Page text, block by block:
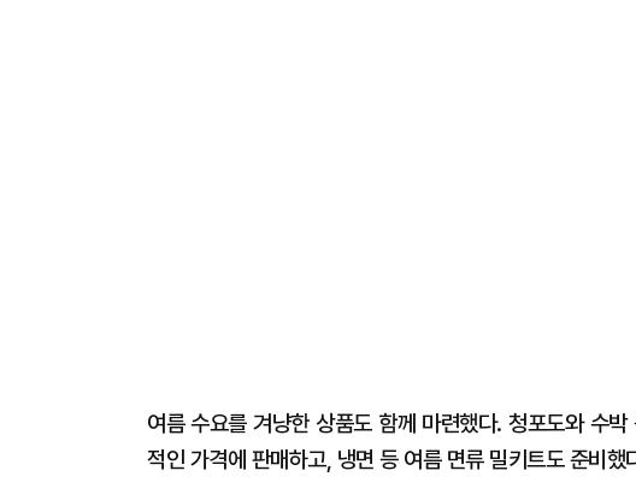
여름 수요를 겨냥한 상품도 함께 마련했다. 청포도와 수박
적인 가격에 판매하고, 냉면 등 여름 면류 밀키트도 준비했